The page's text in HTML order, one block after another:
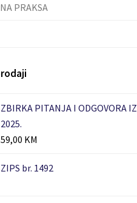
PRAKSA
ZBIRKA PITANJA I ODGOVORA IZ
2025.
59,00 KM
ZIPS br. 1492